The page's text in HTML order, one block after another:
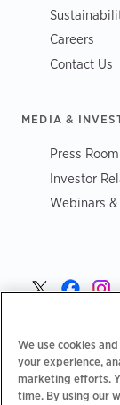
Careers
Contact Us
MEDIA &
Press Room
Investor
Webinars
Norge >
We use cookies
your experience,
marketing efforts.
time. By using our